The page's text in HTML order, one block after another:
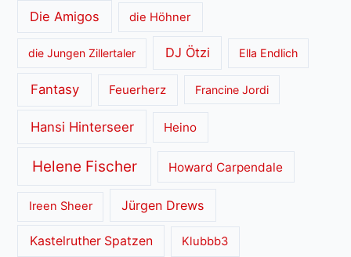
Die Amigos die Höhner
die Jungen Zillertaler DJ Ötzi Ella Endlich
Fantasy Feuerherz Francine Jordi
Hansi Hinterseer Heino
Helene Fischer Howard Carpendale
Ireen Sheer Jürgen Drews
Kastelruther Spatzen Klubbb3